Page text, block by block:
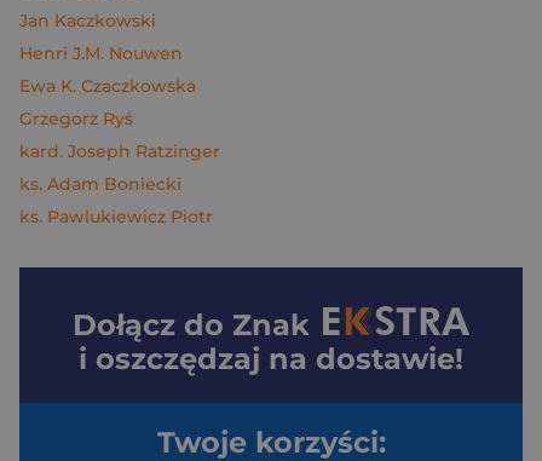
Jan Kaczkowski
Henri J.M. Nouwen
Ewa K. Czaczkowska
Grzegorz Ryś
kard. Joseph Ratzinger
ks. Adam Boniecki
ks. Pawlukiewicz Piotr
Dołącz do Znak
i oszczędzaj na dostawie!
Twoje korzyści: